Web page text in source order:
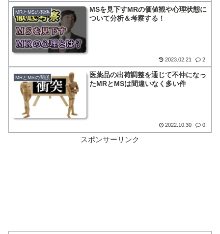
MRとMSの関係
MSを見下すMRの価値観や心理状態に
ついて分析＆考察する！
2023.02.21 2
MRとMSの関係
医薬品の出荷調整を通じて不仲になっ
たMRとMSは間違いなく多い件
2022.10.30 0
スポンサーリンク